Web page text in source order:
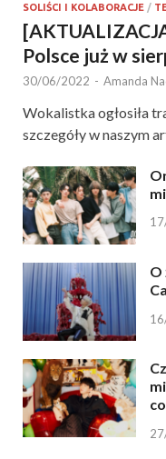
SOLIŚCI I KOLABORACJE /
Polsce już w
30/06/2022 - Amanda
Wokalistka ogłosiła
szczegóły w naszym
O